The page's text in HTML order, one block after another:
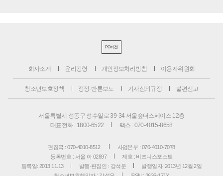
PC버전
회사소개 윤리강령 개인정보처리방침 이용자위원회
청소년보호정책 정정·반론보도 기사심의규정 불편신고
서울특별시 성동구 성수일로 39-34 서울숲더스페이스 12층
대표전화 : 1800-6522
팩스 : 070-4015-8658
편집국 : 070-4010-8512
사업본부 : 070-4010-7078
등록번호 : 서울 아 02897
제호 : 비즈니스포스트
등록일: 2013.11.13
발행·편집인 : 강석운
발행일자: 2013년 12월 2일